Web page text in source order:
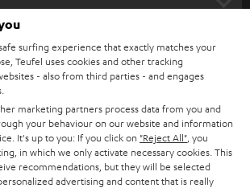
surfing experience that exactly matches your
Teufel uses cookies and other tracking
- also from third parties - and engages
marketing partners process data from you and
your behaviour on our website and information
It's up to you: If you click on "Reject All" , you
in which we only activate necessary cookies. This
recommendations, but they will be selected
advertising and content that is really